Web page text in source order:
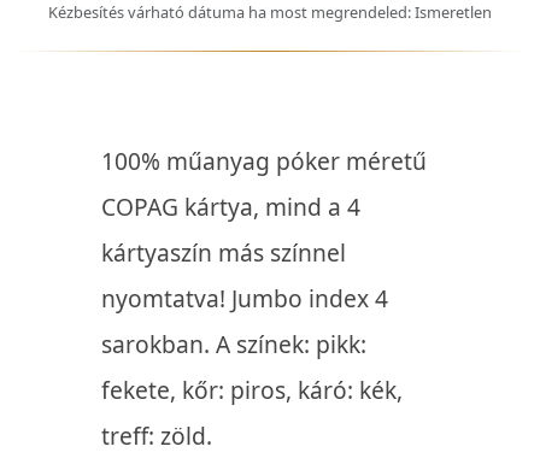
Kézbesítés várható dátuma ha most megrendeled: Ismeretlen
100% műanyag póker méretű
COPAG kártya, mind a 4
kártyaszín más színnel
nyomtatva! Jumbo index 4
sarokban. A színek: pikk:
fekete, kőr: piros, káró: kék,
treff: zöld.